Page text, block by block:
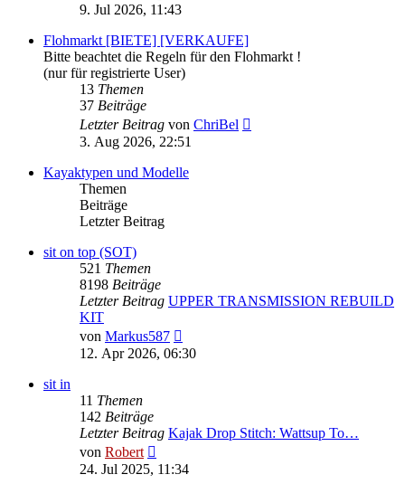
9. Jul 2026, 11:43
Flohmarkt [BIETE] [VERKAUFE]
Bitte beachtet die Regeln für den Flohmarkt !
(nur für registrierte User)
13 Themen
37 Beiträge
Letzter Beitrag von ChriBel
3. Aug 2026, 22:51
Kayaktypen und Modelle
Themen
Beiträge
Letzter Beitrag
sit on top (SOT)
521 Themen
8198 Beiträge
Letzter Beitrag UPPER TRANSMISSION REBUILD
KIT
von Markus587
Beitrag
12. Apr 2026, 06:30
sit in
11 Themen
142 Beiträge
Letzter Beitrag Kajak Drop Stitch: Wattsup To…
von Robert
Beitrag
24. Jul 2025, 11:34